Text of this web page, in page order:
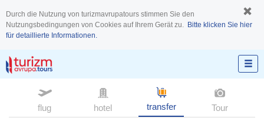
Durch die Nutzung von turizmavrupatours stimmen Sie den
Nutzungsbedingungen von Cookies auf Ihrem Gerät zu. Bitte klicken Sie hier
für detaillierte Informationen.
flug hotel transfer Tour